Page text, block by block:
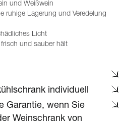
und Weißwein
ruhige Lagerung und Veredelung
Licht
und sauber hält
individuell
Garantie, wenn Sie
Weinschrank von